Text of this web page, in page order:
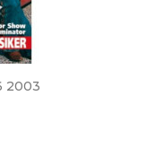
2003